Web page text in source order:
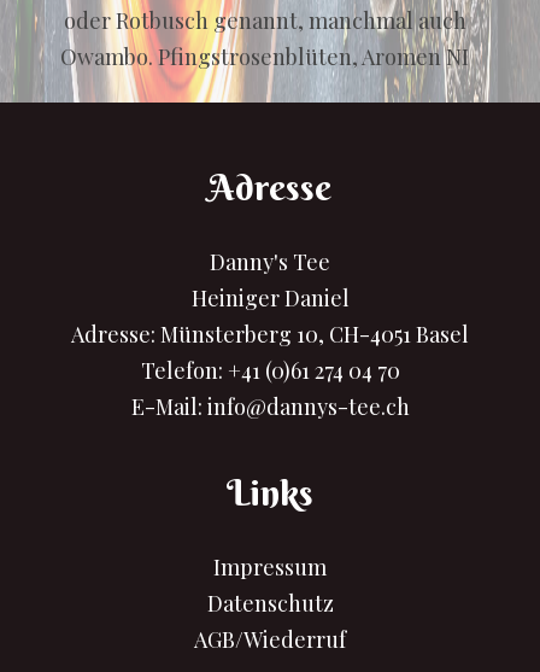
oder Rotbusch genannt, manchmal auch
Owambo. Pfingstrosenblüten, Aromen NI
Adresse
Danny's Tee
Heiniger Daniel
Adresse: Münsterberg 10, CH-4051 Basel
Telefon: +41 (0)61 274 04 70
E-Mail: info@dannys-tee.ch
Links
Impressum
Datenschutz
AGB/Wiederruf